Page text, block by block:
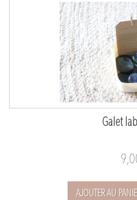
Galet
AJOUTER AU